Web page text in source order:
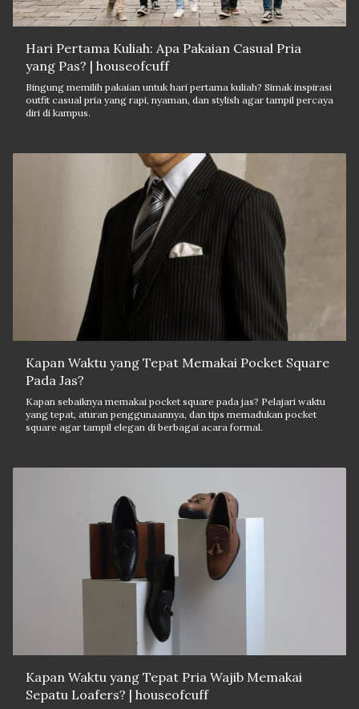
Hari Pertama Kuliah: Apa Pakaian Casual Pria
yang Pas? | houseofcuff
Bingung memilih pakaian untuk hari pertama kuliah? Simak inspirasi
outfit casual pria yang rapi, nyaman, dan stylish agar tampil percaya
diri di kampus.
Kapan Waktu yang Tepat Memakai Pocket Square
Pada Jas?
Kapan sebaiknya memakai pocket square pada jas? Pelajari waktu
yang tepat, aturan penggunaannya, dan tips memadukan pocket
square agar tampil elegan di berbagai acara formal.
Kapan Waktu yang Tepat Pria Wajib Memakai
Sepatu Loafers? | houseofcuff